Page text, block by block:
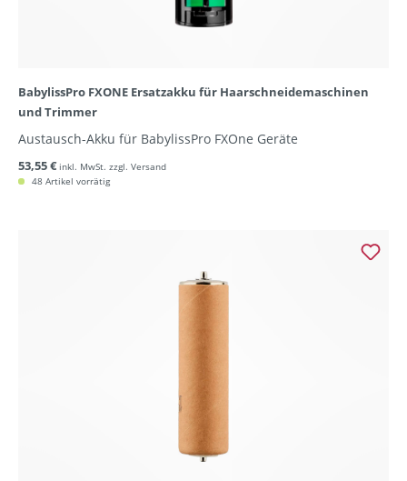
BabylissPro FXONE Ersatzakku für Haarschneidemaschinen
und Trimmer
Austausch-Akku für BabylissPro FXOne Geräte
53,55 € inkl. MwSt. zzgl. Versand
48 Artikel vorrätig